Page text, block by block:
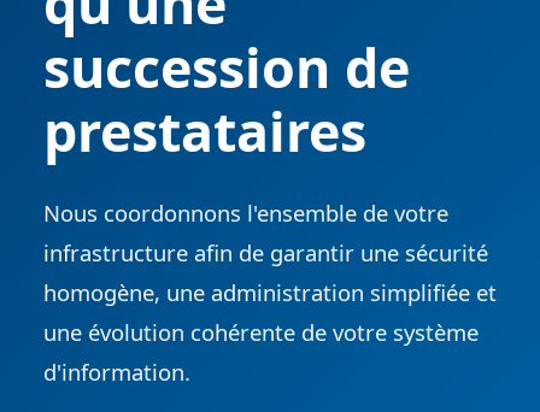
succession de
prestataires
Nous coordonnons l'ensemble de votre
infrastructure afin de garantir une sécurité
homogène, une administration simplifiée et
une évolution cohérente de votre système
d'information.